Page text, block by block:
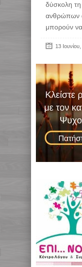
δύσκολη
ανθρώπων
μπορούν
13